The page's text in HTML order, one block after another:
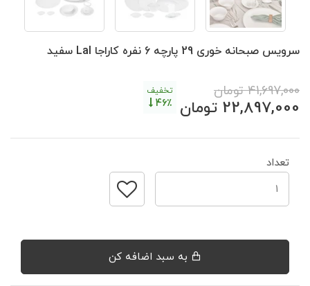
سرویس صبحانه خوری 29 پارچه 6 نفره کاراجا Lal سفید
41,697,000 تومان
22,897,000 تومان
تخفیف
46٪
تعداد